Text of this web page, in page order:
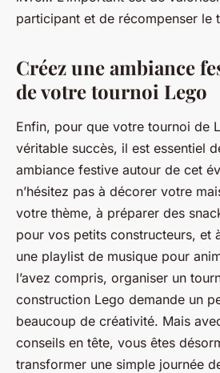
participant et de récompenser le
Créez une ambiance
de votre tournoi Lego
Enfin, pour que votre tournoi de
véritable succès, il est essentiel
ambiance festive autour de cet
n’hésitez pas à décorer votre
votre thème, à préparer des
pour vos petits constructeurs, et
une playlist de musique pour
l’avez compris, organiser un
construction Lego demande un
beaucoup de créativité. Mais
conseils en tête, vous êtes
transformer une simple journée